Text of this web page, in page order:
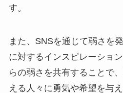
す。
また、SNSを通じて弱さを
に対するインスピレーショ
らの弱さを共有することで
える人々に勇気や希望を与